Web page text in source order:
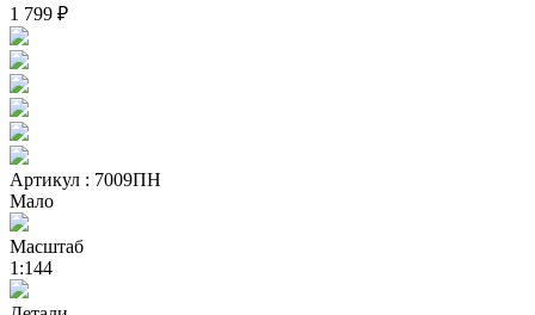
1 799 ₽
Артикул : 7009ПН
Мало
Масштаб
1:144